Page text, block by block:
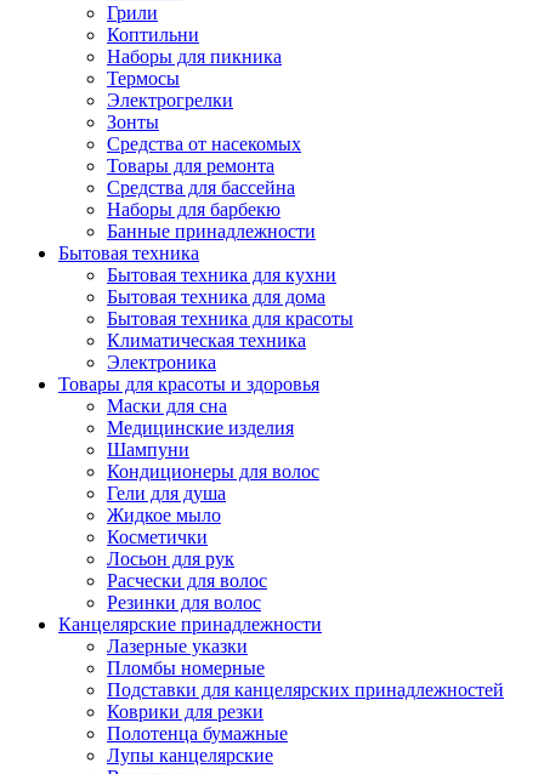
Грили
Коптильни
Наборы для пикника
Термосы
Электрогрелки
Зонты
Средства от насекомых
Товары для ремонта
Средства для бассейна
Наборы для барбекю
Банные принадлежности
Бытовая техника
Бытовая техника для кухни
Бытовая техника для дома
Бытовая техника для красоты
Климатическая техника
Электроника
Товары для красоты и здоровья
Маски для сна
Медицинские изделия
Шампуни
Кондиционеры для волос
Гели для душа
Жидкое мыло
Косметички
Лосьон для рук
Расчески для волос
Резинки для волос
Канцелярские принадлежности
Лазерные указки
Пломбы номерные
Подставки для канцелярских принадлежностей
Коврики для резки
Полотенца бумажные
Лупы канцелярские